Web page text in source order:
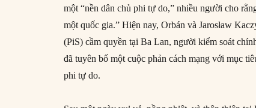
một “nền dân chủ phi tự do,” nhiều người cho
một quốc gia.” Hiện nay, Orbán và Jarosław
(PiS) cầm quyền tại Ba Lan, người kiểm soát
đã tuyên bố một cuộc phản cách mạng với mục
phi tự do.